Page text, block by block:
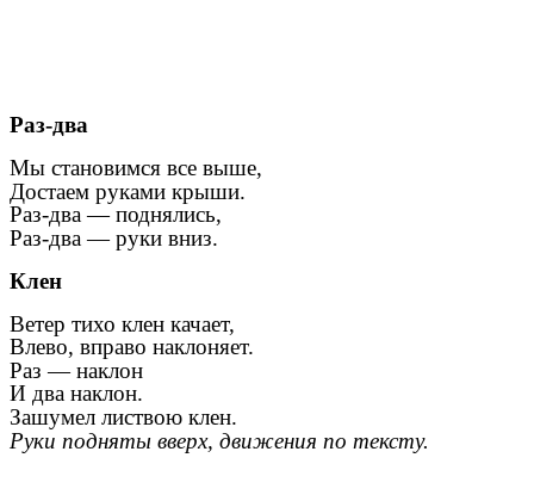
Раз-два
Мы становимся все выше,
Достаем руками крыши.
Раз-два — поднялись,
Раз-два — руки вниз.
Клен
Ветер тихо клен качает,
Влево, вправо наклоняет.
Раз — наклон
И два наклон.
Зашумел листвою клен.
Руки подняты вверх, движения по тексту.